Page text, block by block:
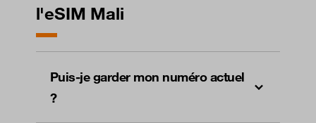
l'eSIM Mali
Puis-je garder mon numéro actuel
?